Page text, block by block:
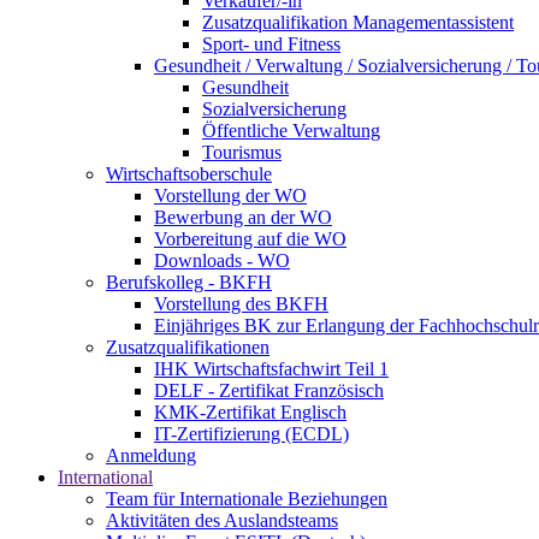
Zusatzqualifikation Managementassistent
Sport- und Fitness
Gesundheit / Verwaltung / Sozialversicherung /
Gesundheit
Sozialversicherung
Öffentliche Verwaltung
Tourismus
Wirtschaftsoberschule
Vorstellung der WO
Bewerbung an der WO
Vorbereitung auf die WO
Downloads - WO
Berufskolleg - BKFH
Vorstellung des BKFH
Einjähriges BK zur Erlangung der
Zusatzqualifikationen
IHK Wirtschaftsfachwirt Teil 1
DELF - Zertifikat Französisch
KMK-Zertifikat Englisch
IT-Zertifizierung (ECDL)
Anmeldung
International
Team für Internationale Beziehungen
Aktivitäten des Auslandsteams